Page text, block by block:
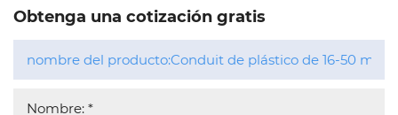
Obtenga una cotización gratis